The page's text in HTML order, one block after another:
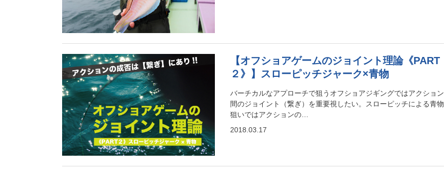
【オフショアゲームのジョイント理論《PART
２》】スローピッチジャーク×青物
バーチカルなアプローチで狙うオフショアジギングではアクション
間のジョイント（繋ぎ）を重要視したい。スローピッチによる青物
狙いではアクションの…
2018.03.17